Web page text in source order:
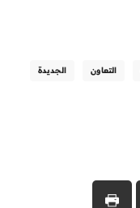
التعاون الجديدة